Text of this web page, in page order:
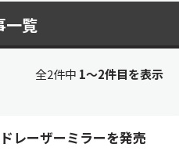
一覧
全2件中 1〜2件目を表示
レーザーミラーを発売